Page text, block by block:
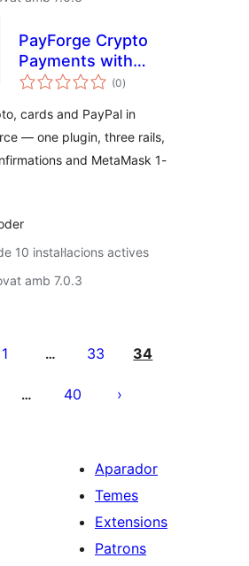
PayForge Crypto
Payments with
Stripe & PayPal for
(0puntuacions
totals
)
cards and PayPal in
— one plugin, three rails,
and MetaMask 1-
10 instal·lacions actives
amb 7.0.3
1 … 33 34
… 40
Aparador
Temes
Extensions
Patrons